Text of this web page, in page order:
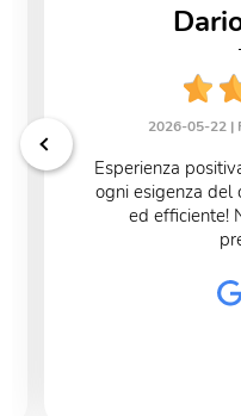
2026-05-22 |
Esperienza
ogni esigenza del
ed efficiente!